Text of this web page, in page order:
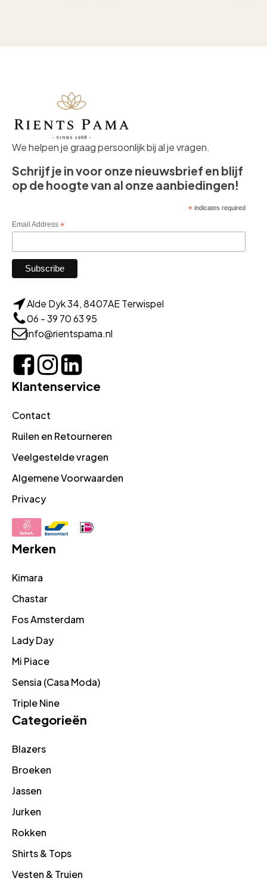
We helpen je graag persoonlijk bij al je vragen.
Schrijf je in voor onze nieuwsbrief en blijf
op de hoogte van al onze aanbiedingen!
*indicates required
Email Address *
Alde Dyk 34, 8407AE Terwispel
06 - 39 70 63 95
info@rientspama.nl
Klantenservice
Contact
Ruilen en Retourneren
Veelgestelde vragen
Algemene Voorwaarden
Privacy
Merken
Kimara
Chastar
Fos Amsterdam
Lady Day
Mi Piace
Sensia (Casa Moda)
Triple Nine
Categorieën
Blazers
Broeken
Jassen
Jurken
Rokken
Shirts & Tops
Vesten & Truien